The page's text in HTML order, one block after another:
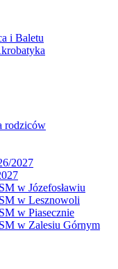
i Baletu
rodziców
2027
w Józefosławiu
w Lesznowoli
w Piasecznie
w Zalesiu Górnym